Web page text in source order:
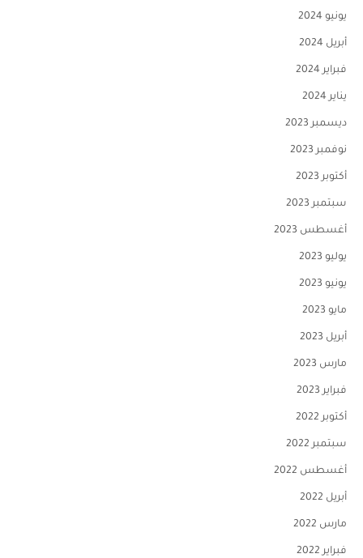
يونيو 2024
أبريل 2024
فبراير 2024
يناير 2024
ديسمبر 2023
نوفمبر 2023
أكتوبر 2023
سبتمبر 2023
أغسطس 2023
يوليو 2023
يونيو 2023
مايو 2023
أبريل 2023
مارس 2023
فبراير 2023
أكتوبر 2022
سبتمبر 2022
أغسطس 2022
أبريل 2022
مارس 2022
فبراير 2022